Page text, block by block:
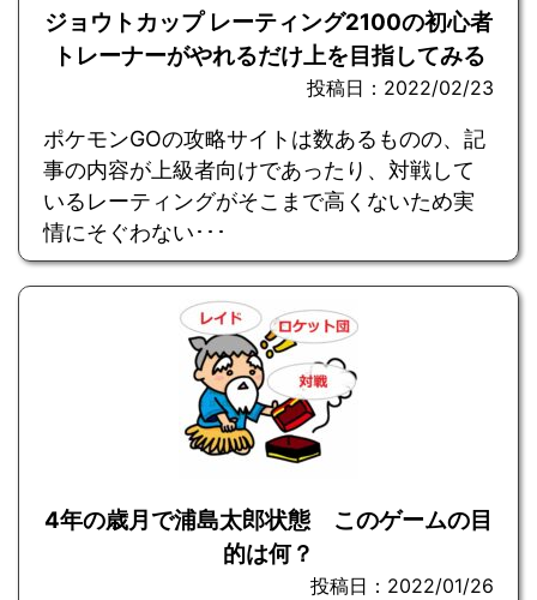
ジョウトカップ レーティング2100の初心者
トレーナーがやれるだけ上を目指してみる
投稿日：2022/02/23
ポケモンGOの攻略サイトは数あるものの、記
事の内容が上級者向けであったり、対戦して
いるレーティングがそこまで高くないため実
情にそぐわない･･･
4年の歳月で浦島太郎状態 このゲームの目
的は何？
投稿日：2022/01/26